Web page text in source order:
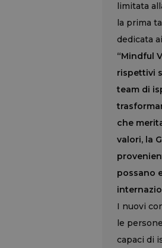
limitata
la prima
dedicata
“Mindful
rispettivi
team di
che
valori, la
possano
I nuovi
le
capaci di